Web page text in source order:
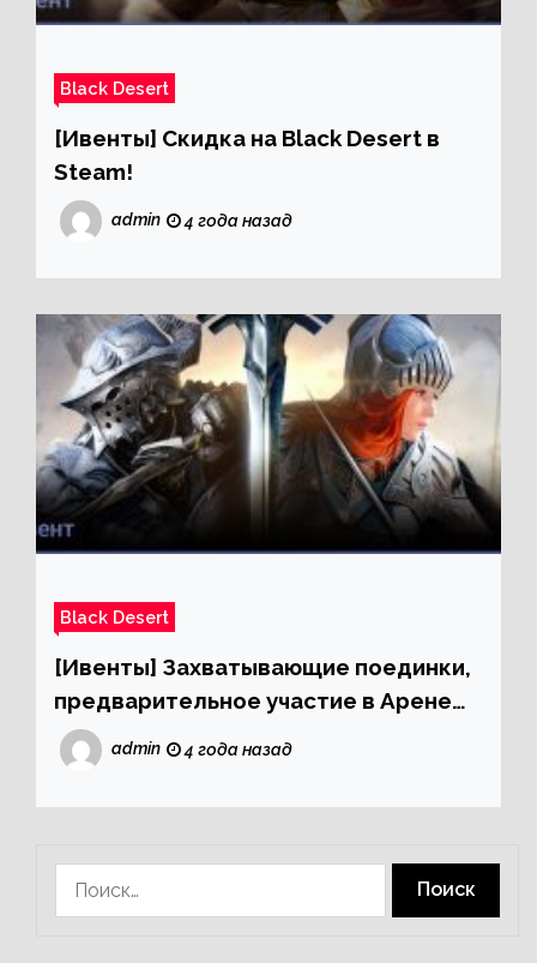
Black Desert
[Ивенты] Скидка на Black Desert в
Steam!
admin 4 года назад
Black Desert
[Ивенты] Захватывающие поединки,
предварительное участие в Арене
Солларе!
admin 4 года назад